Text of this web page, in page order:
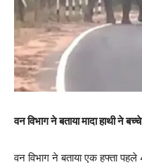
वन विभाग ने बताया मादा हाथी ने
वन विभाग ने बताया एक हफ्ता पहले